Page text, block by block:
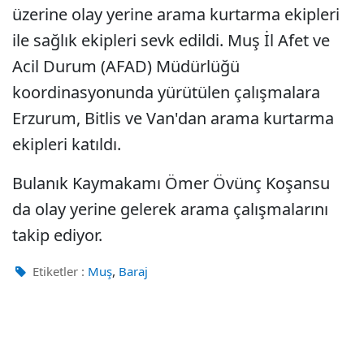
üzerine olay yerine arama kurtarma ekipleri
ile sağlık ekipleri sevk edildi. Muş İl Afet ve
Acil Durum (AFAD) Müdürlüğü
koordinasyonunda yürütülen çalışmalara
Erzurum, Bitlis ve Van'dan arama kurtarma
ekipleri katıldı.
Bulanık Kaymakamı Ömer Övünç Koşansu
da olay yerine gelerek arama çalışmalarını
takip ediyor.
Etiketler : Muş, Baraj